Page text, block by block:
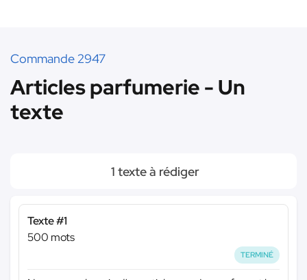
Commande 2947
Articles parfumerie - Un
texte
1 texte à rédiger
Texte #1
500 mots
TERMINÉ